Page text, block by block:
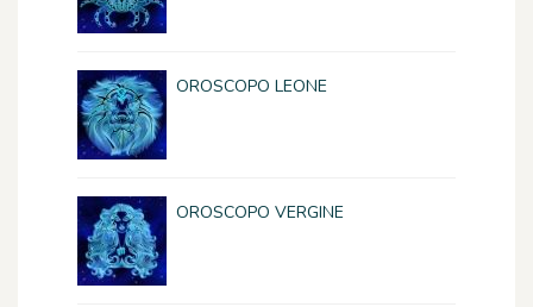
OROSCOPO LEONE
OROSCOPO VERGINE